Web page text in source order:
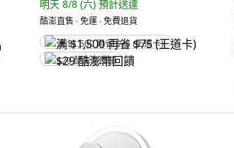
明天 8/8 (六) 預計送達
酷澎直售 ∙ 免運 ∙ 免費退貨
满 $1,500 再省 $75 (王道卡)
$29 酷澎幣回饋